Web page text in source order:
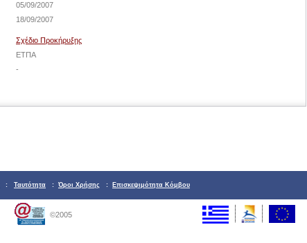
05/09/2007
18/09/2007
Σχέδιο Προκήρυξης
ΕΤΠΑ
-
: Ταυτότητα : Όροι Χρήσης : Επισκεψιμότητα Κόμβου
©2005